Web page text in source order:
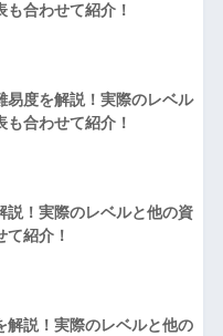
も合わせて紹介！
易度を解説！実際のレベル
も合わせて紹介！
説！実際のレベルと他の資
紹介！
解説！実際のレベルと他の